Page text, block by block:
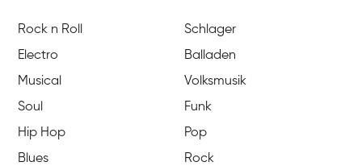
Rock n Roll
Schlager
Electro
Balladen
Musical
Volksmusik
Soul
Funk
Hip Hop
Pop
Blues
Rock